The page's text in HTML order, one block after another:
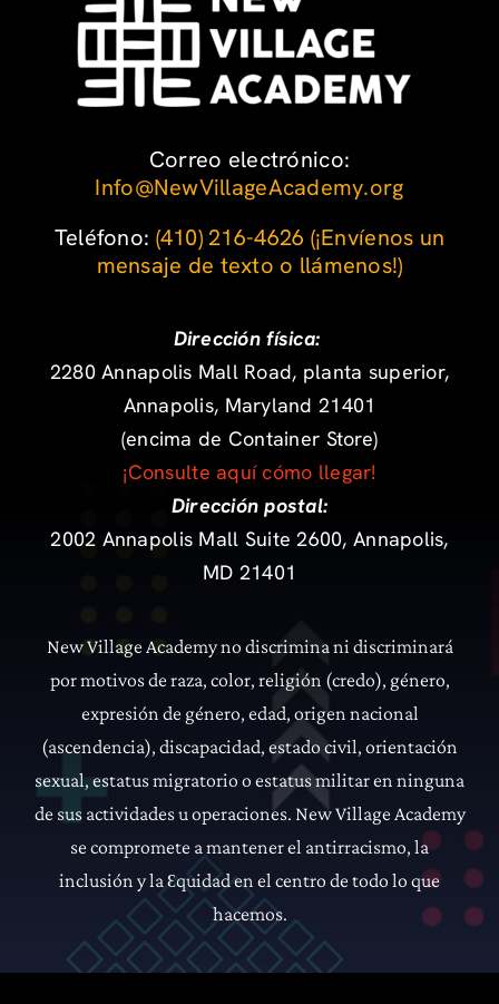
Correo electrónico:
Info@NewVillageAcademy.org
Teléfono: ‪ (410) 216-4626 (¡Envíenos un
mensaje de texto o llámenos!)
Dirección física:
2280 Annapolis Mall Road, planta superior,
Annapolis, Maryland 21401
(encima de Container Store)
¡Consulte aquí cómo llegar!
Dirección postal:
2002 Annapolis Mall Suite 2600, Annapolis,
MD 21401
New Village Academy no discrimina ni discriminará
por motivos de raza, color, religión (credo), género,
expresión de género, edad, origen nacional
(ascendencia), discapacidad, estado civil, orientación
sexual, estatus migratorio o estatus militar en ninguna
de sus actividades u operaciones. New Village Academy
se compromete a mantener el antirracismo, la
inclusión y laƐquidad en el centro de todo lo que
hacemos.